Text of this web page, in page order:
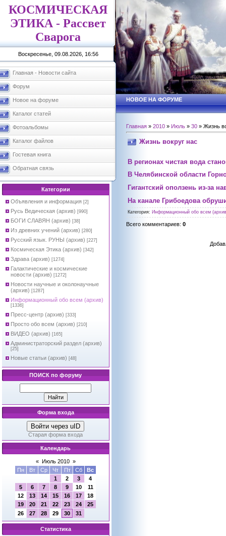
КОСМИЧЕСКАЯ
ЭТИКА - Рассвет
Сварога
Воскресенье, 09.08.2026, 16:56
Главная - Новости сайта
Форум
Новое на форуме
Каталог статей
Фотоальбомы
Каталог файлов
Гостевая книга
Обратная связь
Категории
Объявления и информация [2]
Русь Ведическая (архив) [990]
БОГИ СЛАВЯН (архив) [38]
Из древних учений (архив) [280]
Русский язык. РУНЫ (архив) [227]
Космическая Этика (архив) [342]
Здрава (архив) [1274]
Галактические и космические
новости (архив) [1272]
Новости научные и околонаучные
(архив) [1287]
Информационный обо всем (архив)
[1336]
Пресс-центр (архив) [333]
Просто обо всем (архив) [210]
ВИДЕО (архив) [165]
Администраторский раздел (архив)
[25]
Новые статьи (архив) [48]
ПОИСК по форуму
Форма входа
Войти через uID
Старая форма входа
Календарь
« Июль 2010 »
Пн
Вт Ср Чт Пт Сб
Вс
1
2 3
4
5
6 7 8 9 10
11
12
13 14 15 16 17
18
19
20 21 22 23 24
25
26
27 28 29 30 31
Статистика
НОВОЕ НА ФОРУМЕ
Главная » 2010 » Июль » 30 » Жизнь
Жизнь вокруг нас
В регионах чистая вода
В Челябинской области
Гигантский оползень из-за
На канале Грибоедова
Категория: Информационный обо всем
Всего комментариев: 0